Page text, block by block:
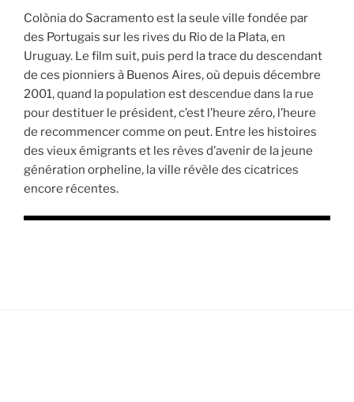
Colònia do Sacramento est la seule ville fondée par
des Portugais sur les rives du Rio de la Plata, en
Uruguay. Le film suit, puis perd la trace du descendant
de ces pionniers à Buenos Aires, où depuis décembre
2001, quand la population est descendue dans la rue
pour destituer le président, c’est l’heure zéro, l’heure
de recommencer comme on peut. Entre les histoires
des vieux émigrants et les rêves d’avenir de la jeune
génération orpheline, la ville révèle des cicatrices
encore récentes.